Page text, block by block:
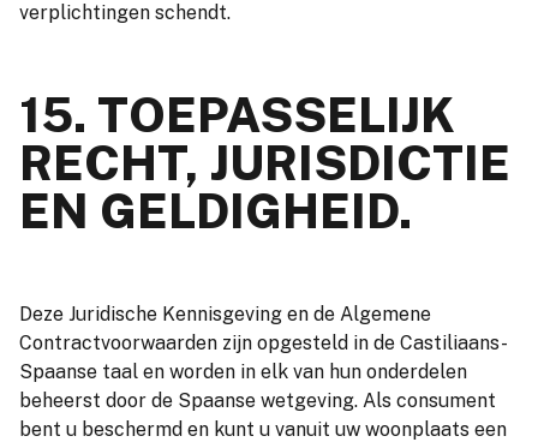
verplichtingen schendt.
15. TOEPASSELIJK
RECHT, JURISDICTIE
EN GELDIGHEID.
Deze Juridische Kennisgeving en de Algemene
Contractvoorwaarden zijn opgesteld in de Castiliaans-
Spaanse taal en worden in elk van hun onderdelen
beheerst door de Spaanse wetgeving. Als consument
bent u beschermd en kunt u vanuit uw woonplaats een